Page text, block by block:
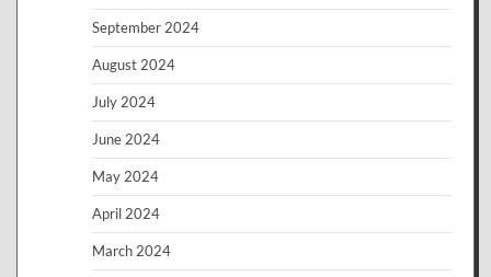
September 2024
August 2024
July 2024
June 2024
May 2024
April 2024
March 2024